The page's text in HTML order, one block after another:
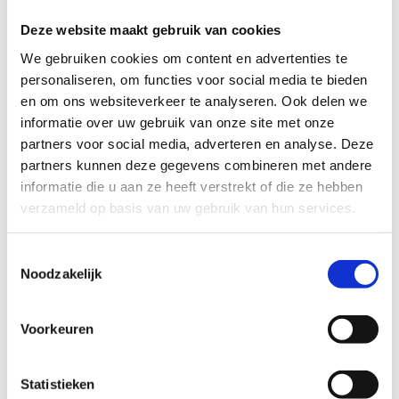
Deze website maakt gebruik van cookies
We gebruiken cookies om content en advertenties te
personaliseren, om functies voor social media te bieden
en om ons websiteverkeer te analyseren. Ook delen we
informatie over uw gebruik van onze site met onze
partners voor social media, adverteren en analyse. Deze
partners kunnen deze gegevens combineren met andere
informatie die u aan ze heeft verstrekt of die ze hebben
verzameld op basis van uw gebruik van hun services.
Noodzakelijk
Voorkeuren
Statistieken
site alleen maar belangrijker worden voor nog meer
Het masterplan, dat er kwam na verschillende workshops
en overlegmomenten met onder andere huisclubs,
federaties en natuurpartners, giet de prioritaire functies
van het centrum in een duidelijke vorm en clustert deze.
Het plan is opgebouwd rond drie routes (topsport,
recreatie en natuur) en drie infrastructuurclusters
(aankomst, overnachting en breedtesport).
De watersportbaan wordt nu al frequent bezocht door
nationale en internationale teams, maar door de in het
zullen topsporters zich in de allerbeste omstandigheden
De aankomstcluster blijft het centrum van alle